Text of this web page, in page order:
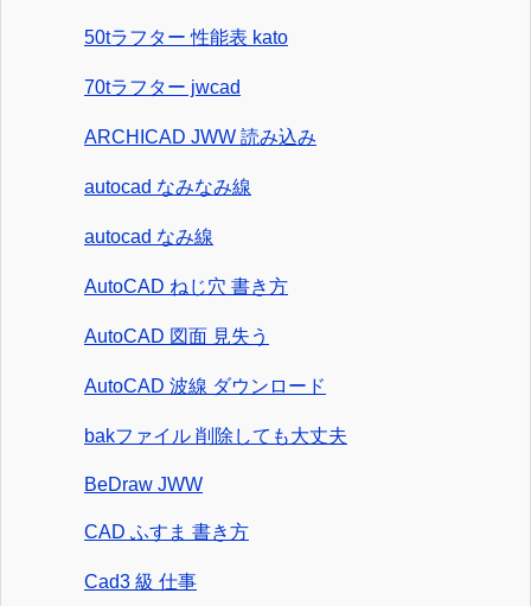
50tラフター 性能表 kato
70tラフター jwcad
ARCHICAD JWW 読み込み
autocad なみなみ線
autocad なみ線
AutoCAD ねじ穴 書き方
AutoCAD 図面 見失う
AutoCAD 波線 ダウンロード
bakファイル 削除しても大丈夫
BeDraw JWW
CAD ふすま 書き方
Cad3 級 仕事